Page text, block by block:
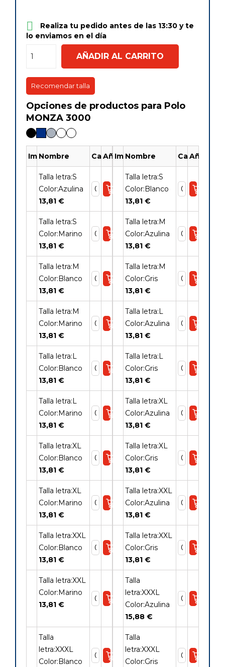

Realiza tu pedido antes de las 13:30 y te
lo enviamos en el día
AÑADIR AL CARRITO
Recomendar talla
Opciones de productos para Polo
MONZA 3000
Imagen
Nombre Cantidad
AñadirImagen
Nombre Cantidad
Añadir
Talla letra:S
Color:Azulina
13,81 €
Talla letra:S
Color:Blanco
13,81 €
Talla letra:S
Color:Marino
13,81 €
Talla letra:M
Color:Azulina
13,81 €
Talla letra:M
Color:Blanco
13,81 €
Talla letra:M
Color:Gris
13,81 €
Talla letra:M
Color:Marino
13,81 €
Talla letra:L
Color:Azulina
13,81 €
Talla letra:L
Color:Blanco
13,81 €
Talla letra:L
Color:Gris
13,81 €
Talla letra:L
Color:Marino
13,81 €
Talla letra:XL
Color:Azulina
13,81 €
Talla letra:XL
Color:Blanco
13,81 €
Talla letra:XL
Color:Gris
13,81 €
Talla letra:XL
Color:Marino
13,81 €
Talla letra:XXL
Color:Azulina
13,81 €
Talla letra:XXL
Color:Blanco
13,81 €
Talla letra:XXL
Color:Gris
13,81 €
Talla letra:XXL
Color:Marino
13,81 €
Talla
letra:XXXL
Color:Azulina
15,88 €
Talla
letra:XXXL
Color:Blanco
Talla
letra:XXXL
Color:Gris